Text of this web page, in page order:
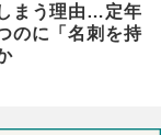
まう理由…定年
のに「名刺を持